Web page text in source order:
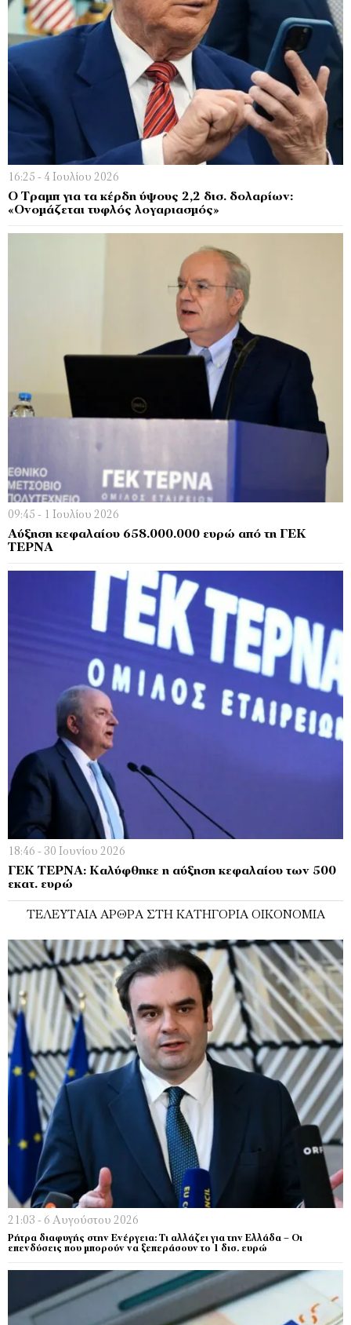
16:25 - 4 Ιουλίου 2026
Ο Τραμπ για τα κέρδη ύψους 2,2 δισ. δολαρίων:
«Ονομάζεται τυφλός λογαριασμός»
09:45 - 1 Ιουλίου 2026
Αύξηση κεφαλαίου 658.000.000 ευρώ από τη ΓΕΚ
ΤΕΡΝΑ
18:46 - 30 Ιουνίου 2026
ΓΕΚ ΤΕΡΝΑ: Καλύφθηκε η αύξηση κεφαλαίου των 500
εκατ. ευρώ
ΤΕΛΕΥΤΑΊΑ ΆΡΘΡΑ ΣΤΗ ΚΑΤΗΓΟΡΊΑ ΟΙΚΟΝΟΜΊΑ
21:03 - 6 Αυγούστου 2026
Ρήτρα διαφυγής στην Ενέργεια: Τι αλλάζει για την Ελλάδα – Οι
επενδύσεις που μπορούν να ξεπεράσουν το 1 δισ. ευρώ